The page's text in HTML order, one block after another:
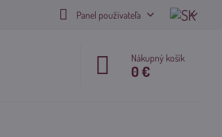
Panel používateľa
Nákupný košík
0 €